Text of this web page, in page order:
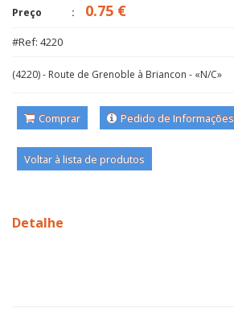
Preço 0.75 €
#Ref: 4220
(4220) - Route de Grenoble à Briancon - «N/C»
Comprar Pedido de Informações
Voltar à lista de produtos
Detalhe